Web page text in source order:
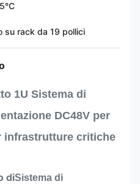
su rack da 19 pollici
1U Sistema di
DC48V per
infrastrutture critiche
diSistema di